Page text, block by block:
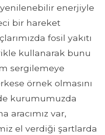
yenilenebilir enerjiyle
bir hareket
fosil yakıtı
kullanarak bunu
sergilemeye
örnek olmasını
kurumumuzda
aracımız var,
el verdiği şartlarda